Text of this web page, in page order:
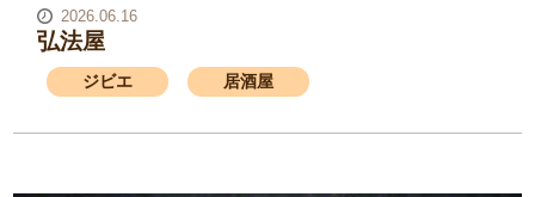
2026.06.16
弘法屋
ジビエ 居酒屋